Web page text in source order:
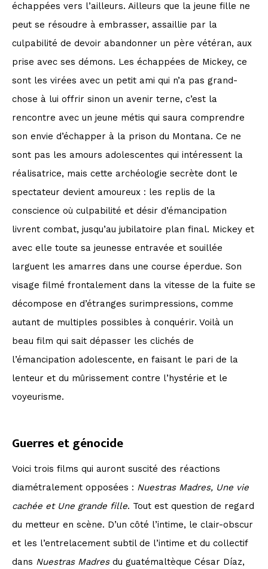
échappées vers l’ailleurs. Ailleurs que la jeune fille ne
peut se résoudre à embrasser, assaillie par la
culpabilité de devoir abandonner un père vétéran, aux
prise avec ses démons. Les échappées de Mickey, ce
sont les virées avec un petit ami qui n’a pas grand-
chose à lui offrir sinon un avenir terne, c’est la
rencontre avec un jeune métis qui saura comprendre
son envie d’échapper à la prison du Montana. Ce ne
sont pas les amours adolescentes qui intéressent la
réalisatrice, mais cette archéologie secrète dont le
spectateur devient amoureux : les replis de la
conscience où culpabilité et désir d’émancipation
livrent combat, jusqu’au jubilatoire plan final. Mickey et
avec elle toute sa jeunesse entravée et souillée
larguent les amarres dans une course éperdue. Son
visage filmé frontalement dans la vitesse de la fuite se
décompose en d’étranges surimpressions, comme
autant de multiples possibles à conquérir. Voilà un
beau film qui sait dépasser les clichés de
l’émancipation adolescente, en faisant le pari de la
lenteur et du mûrissement contre l’hystérie et le
voyeurisme.
Guerres et génocide
Voici trois films qui auront suscité des réactions
diamétralement opposées : Nuestras Madres, Une vie
cachée et Une grande fille. Tout est question de regard
du metteur en scène. D’un côté l’intime, le clair-obscur
et les l’entrelacement subtil de l’intime et du collectif
dans Nuestras Madresdu guatémaltèque César Díaz,